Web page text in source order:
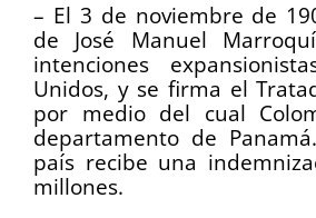
– El 3 de noviembre de
de José Manuel
intenciones
Unidos, y se firma el
por medio del cual
departamento de
país recibe una
millones.